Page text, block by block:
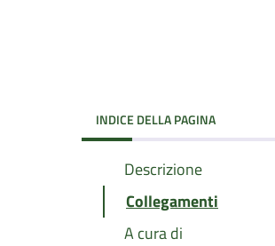
INDICE DELLA PAGINA
Descrizione
Collegamenti
A cura di